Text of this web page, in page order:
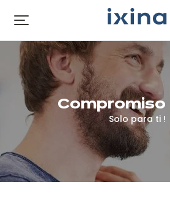
Abrir
el
menú
Compromiso
Solo para ti !